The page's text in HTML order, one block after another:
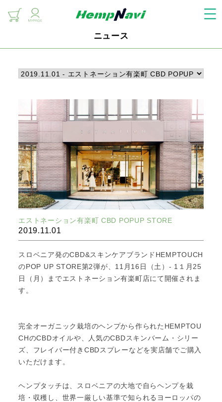
ニュース
エストネーション有楽町 CBD POPUP STORE
2019.11.01
スロベニア発のCBD&スキンケアブランドHEMPTOUCH
のPOP UP STORE第2弾が、11月16日（土）- 1１月25
日（月）までエストネーション有楽町店にて開催されま
す。
完全オーガニック栽培のヘンプから作られたHEMPTOU
CHのCBDオイルや、人気のCBDスキンバーム・シリー
ズ、フレイバー付きCBDスプレーなどを実店舗でご購入
いただけます。
ヘンプタッチは、スロベニアの大地で自らヘンプを栽
培・収穫し、世界一厳しい基準で知られるヨーロッパの